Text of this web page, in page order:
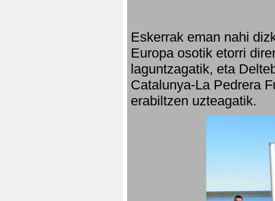
Eskerrak eman nahi
Europa osotik etorri
laguntzagatik, eta
Catalunya-La Pedrera
erabiltzen uzteagatik.